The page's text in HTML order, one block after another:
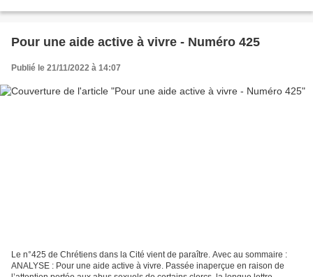
Pour une aide active à vivre - Numéro 425
Publié le 21/11/2022 à 14:07
Le n°425 de Chrétiens dans la Cité vient de paraître. Avec au sommaire :
ANALYSE : Pour une aide active à vivre. Passée inaperçue en raison de